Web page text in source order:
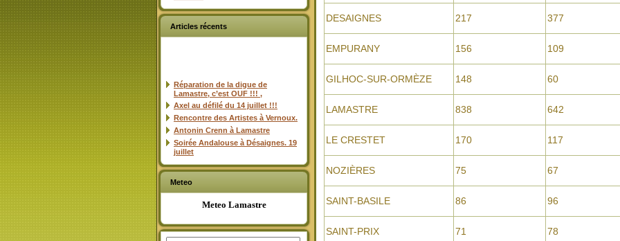
Articles récents
Réparation de la digue de
Lamastre, c’est OUF !!! ,
Axel au défilé du 14 juillet !!!
Rencontre des Artistes à Vernoux.
Antonin Crenn à Lamastre
Soirée Andalouse à Désaignes. 19
juillet
Meteo
Meteo Lamastre
DESAIGNES 217 377
EMPURANY 156 109
GILHOC-SUR-ORMÈZE 148 60
LAMASTRE 838 642
LE CRESTET 170 117
NOZIÈRES 75 67
SAINT-BASILE 86 96
SAINT-PRIX 71 78